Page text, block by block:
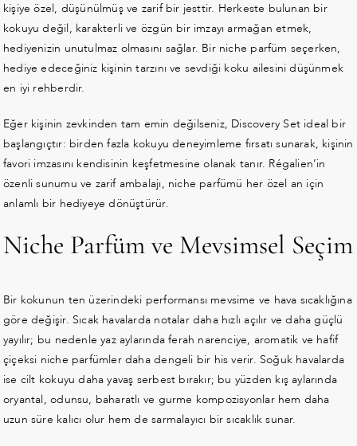
kişiye özel, düşünülmüş ve zarif bir jesttir. Herkeste bulunan bir
kokuyu değil, karakterli ve özgün bir imzayı armağan etmek,
hediyenizin unutulmaz olmasını sağlar. Bir niche parfüm seçerken,
hediye edeceğiniz kişinin tarzını ve sevdiği koku ailesini düşünmek
en iyi rehberdir.
Eğer kişinin zevkinden tam emin değilseniz, Discovery Set ideal bir
başlangıçtır: birden fazla kokuyu deneyimleme fırsatı sunarak, kişinin
favori imzasını kendisinin keşfetmesine olanak tanır. Régalien’in
özenli sunumu ve zarif ambalajı, niche parfümü her özel an için
anlamlı bir hediyeye dönüştürür.
Niche Parfüm ve Mevsimsel Seçim
Bir kokunun ten üzerindeki performansı mevsime ve hava sıcaklığına
göre değişir. Sıcak havalarda notalar daha hızlı açılır ve daha güçlü
yayılır; bu nedenle yaz aylarında ferah narenciye, aromatik ve hafif
çiçeksi niche parfümler daha dengeli bir his verir. Soğuk havalarda
ise cilt kokuyu daha yavaş serbest bırakır; bu yüzden kış aylarında
oryantal, odunsu, baharatlı ve gurme kompozisyonlar hem daha
uzun süre kalıcı olur hem de sarmalayıcı bir sıcaklık sunar.